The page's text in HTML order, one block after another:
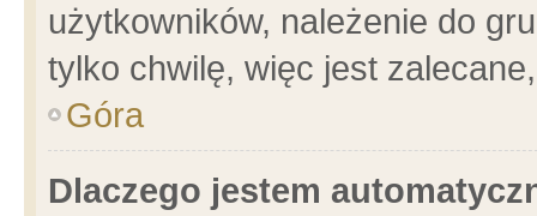
użytkowników, należenie do
tylko chwilę, więc jest
Góra
Dlaczego jestem